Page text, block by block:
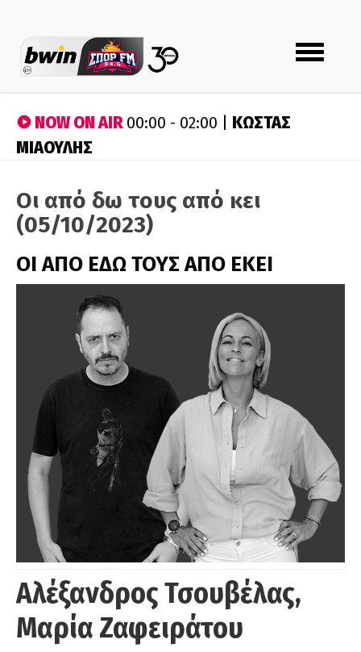
Toggle
navigation
NOW ON AIR00:00 - 02:00 | ΚΩΣΤΑΣ
ΜΙΑΟΥΛΗΣ
Οι από δω τους από κει
(05/10/2023)
ΟΙ ΑΠΟ ΕΔΩ ΤΟΥΣ ΑΠΟ ΕΚΕΙ
Αλέξανδρος Τσουβέλας,
Μαρία Ζαφειράτου